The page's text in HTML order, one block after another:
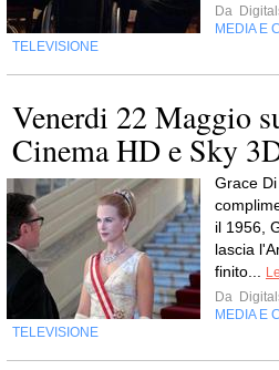
Da
MEDIA E
TELEVISIONE
Venerdi 22 Maggio
Cinema HD e Sky
Grace
il 1956,
lascia
finito...
Da
MEDIA E
TELEVISIONE